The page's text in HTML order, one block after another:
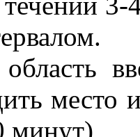
место
минут)